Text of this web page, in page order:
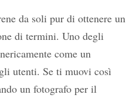
da soli pur di ottenere un
di termini. Uno degli
come un
utenti. Se ti muovi così
un fotografo per il